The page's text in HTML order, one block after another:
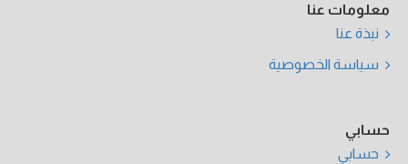
معلومات عنا
نبذة عنا
سياسة الخصوصية
حسابي
حسابي